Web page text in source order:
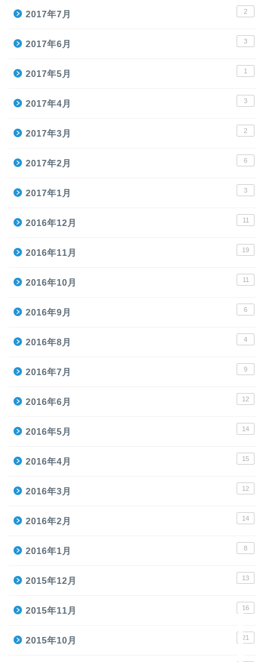
2017年7月 2
2017年6月 3
2017年5月 1
2017年4月 3
2017年3月 2
2017年2月 6
2017年1月 3
2016年12月 11
2016年11月 19
2016年10月 11
2016年9月 6
2016年8月 4
2016年7月 9
2016年6月 12
2016年5月 14
2016年4月 15
2016年3月 12
2016年2月 14
2016年1月 8
2015年12月 13
2015年11月 16
2015年10月 21